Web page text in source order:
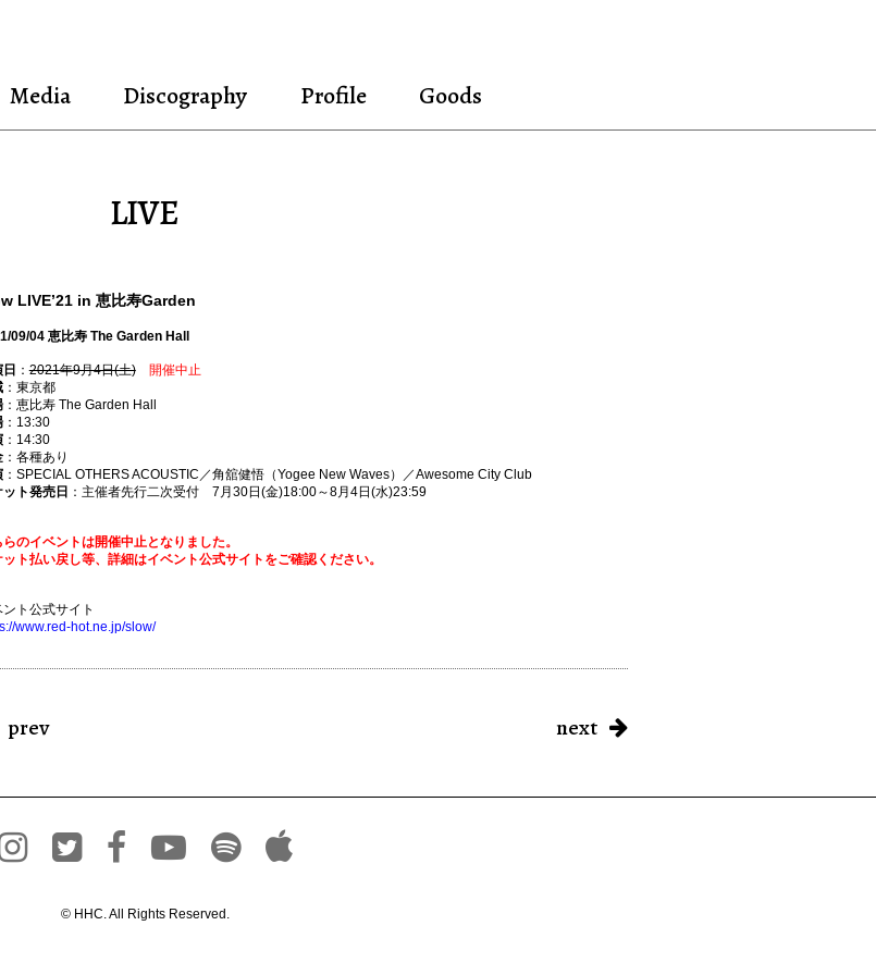
Media Discography Profile Goods
LIVE
LIVE’21 in 恵比寿Garden
09/04 恵比寿 The Garden Hall
：2021年9月4日(土)
開催中止
：東京都
：恵比寿 The Garden Hall
：13:30
：14:30
：各種あり
：SPECIAL OTHERS ACOUSTIC／角舘健悟（Yogee New Waves）／Awesome City Club
ト発売日 ：主催者先行二次受付 7月30日(金)18:00～8月 4日 (水)23:59
らのイベントは開催中止となりました。
ット払い戻し等、詳細はイベント公式サイトをご確認ください。
ント公式サイト
www.red-hot.ne.jp/slow/
prev next
© HHC. All Rights Reserved.